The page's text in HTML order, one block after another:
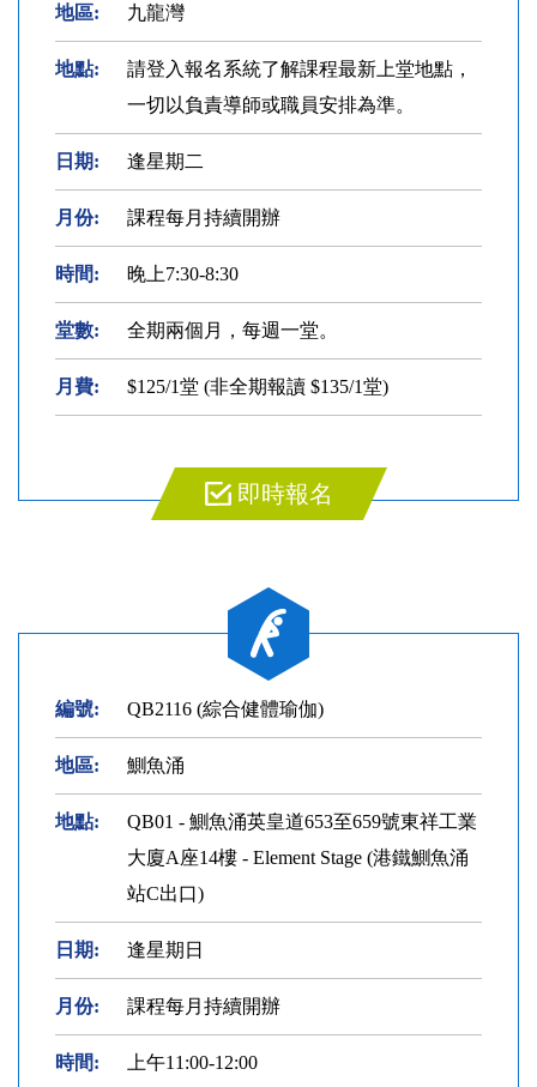
地區: 九龍灣
地點:
請登入報名系統了解課程最新上堂地點，
一切以負責導師或職員安排為準。
日期: 逢星期二
月份: 課程每月持續開辦
時間: 晚上7:30-8:30
堂數: 全期兩個月，每週一堂。
月費: $125/1堂 (非全期報讀 $135/1堂)
即時報名
編號: QB2116 (綜合健體瑜伽)
地區: 鰂魚涌
地點:
QB01 - 鰂魚涌英皇道653至659號東祥工業
大廈A座14樓 - Element Stage (港鐵鰂魚涌
站C出口)
日期: 逢星期日
月份: 課程每月持續開辦
時間: 上午11:00-12:00